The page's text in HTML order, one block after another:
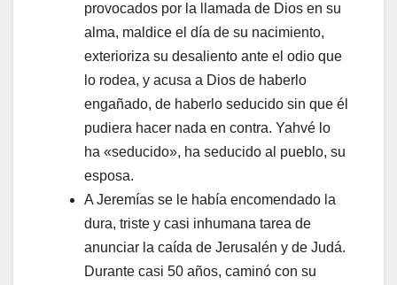
provocados por la llamada de Dios en su
alma, maldice el día de su nacimiento,
exterioriza su desaliento ante el odio que
lo rodea, y acusa a Dios de haberlo
engañado, de haberlo seducido sin que él
pudiera hacer nada en contra. Yahvé lo
ha «seducido», ha seducido al pueblo, su
esposa.
A Jeremías se le había encomendado la
dura, triste y casi inhumana tarea de
anunciar la caída de Jerusalén y de Judá.
Durante casi 50 años, caminó con su